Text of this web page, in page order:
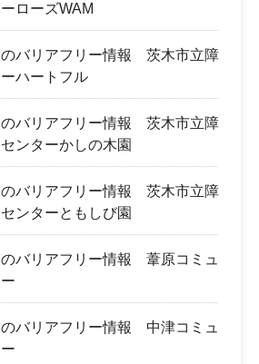
ローズWAM
バリアフリー情報 茨木市立障
ハートフル
バリアフリー情報 茨木市立障
ンターかしの木園
バリアフリー情報 茨木市立障
ンターともしび園
バリアフリー情報 葦原コミュ
バリアフリー情報 中津コミュ